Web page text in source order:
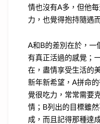
情也沒有A多，但他
力，也覺得抱持隨遇
A和B的差別在於，一
有真正活過的感覺；
在，盡情享受生活的
新年新希望， A拼命
覺很吃力，常常需要
情； B列出的目標雖
成，而且記得那種達